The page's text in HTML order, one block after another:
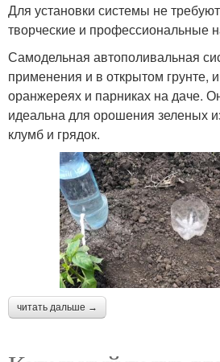
Для установки системы не
творческие и профессиональные
Самодельная автополивальная
применения и в открытом грунте,
оранжереях и парниках на даче.
идеальна для орошения зеленых
клумб и грядок.
читать дальше →